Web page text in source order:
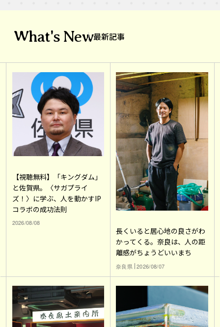
What's New最新記事
【視聴無料】「キングダム」
と佐賀県。〈サガプライ
ズ！〉に学ぶ、人を動かすIP
コラボの成功法則
2026/08/08
長くいると居心地の良さがわ
かってくる。奈良は、人の距
離感がちょうどいいまち
奈良県 2026/08/07